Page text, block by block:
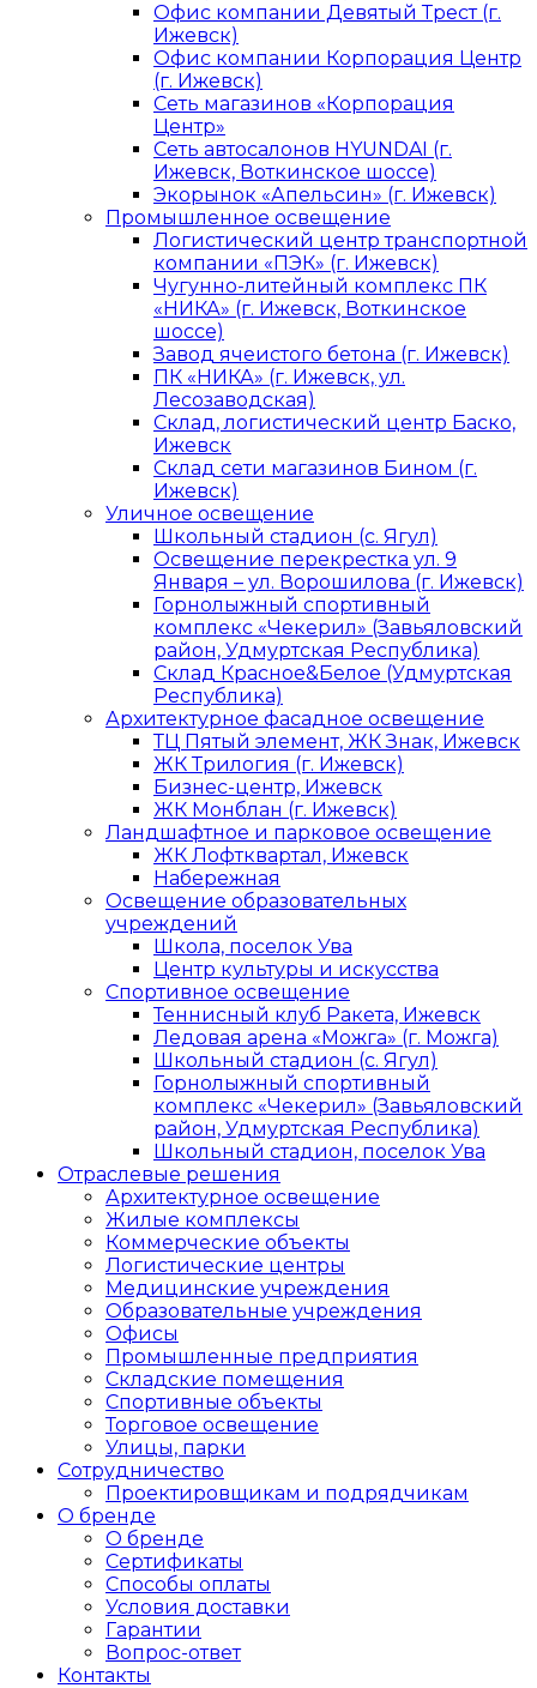
Офис компании Девятый Трест (г.
Ижевск)
Офис компании Корпорация Центр
(г. Ижевск)
Сеть магазинов «Корпорация
Центр»
Сеть автосалонов HYUNDAI (г.
Ижевск, Воткинское шоссе)
Экорынок «Апельсин» (г. Ижевск)
Промышленное освещение
Логистический центр транспортной
компании «ПЭК» (г. Ижевск)
Чугунно-литейный комплекс ПК
«НИКА» (г. Ижевск, Воткинское
шоссе)
Завод ячеистого бетона (г. Ижевск)
ПК «НИКА» (г. Ижевск, ул.
Лесозаводская)
Склад, логистический центр Баско,
Ижевск
Склад сети магазинов Бином (г.
Ижевск)
Уличное освещение
Школьный стадион (с. Ягул)
Освещение перекрестка ул. 9
Января – ул. Ворошилова (г. Ижевск)
Горнолыжный спортивный
комплекс «Чекерил» (Завьяловский
район, Удмуртская Республика)
Склад Красное&Белое (Удмуртская
Республика)
Архитектурное фасадное освещение
ТЦ Пятый элемент, ЖК Знак, Ижевск
ЖК Трилогия (г. Ижевск)
Бизнес-центр, Ижевск
ЖК Монблан (г. Ижевск)
Ландшафтное и парковое освещение
ЖК Лофтквартал, Ижевск
Набережная
Освещение образовательных
учреждений
Школа, поселок Ува
Центр культуры и искусства
Спортивное освещение
Теннисный клуб Ракета, Ижевск
Ледовая арена «Можга» (г. Можга)
Школьный стадион (с. Ягул)
Горнолыжный спортивный
комплекс «Чекерил» (Завьяловский
район, Удмуртская Республика)
Школьный стадион, поселок Ува
Отраслевые решения
Архитектурное освещение
Жилые комплексы
Коммерческие объекты
Логистические центры
Медицинские учреждения
Образовательные учреждения
Офисы
Промышленные предприятия
Складские помещения
Спортивные объекты
Торговое освещение
Улицы, парки
Сотрудничество
Проектировщикам и подрядчикам
О бренде
О бренде
Сертификаты
Способы оплаты
Условия доставки
Гарантии
Вопрос-ответ
Контакты